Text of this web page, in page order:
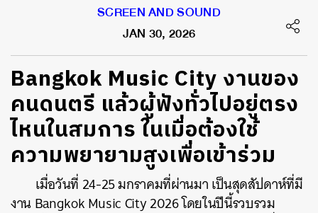
SCREEN AND SOUND
JAN 30, 2026
Bangkok Music City งานของ
คนดนตรี แล้วผู้ฟังทั่วไปอยู่ตรง
ไหนในสมการ ในเมื่อต้องใช้
ความพยายามสูงเพื่อเข้าร่วม
เมื่อวันที่ 24-25 มกราคมที่ผ่านมา เป็นสุดสัปดาห์ที่มี
งาน Bangkok Music City 2026 โดยในปีนี้รวบรวม